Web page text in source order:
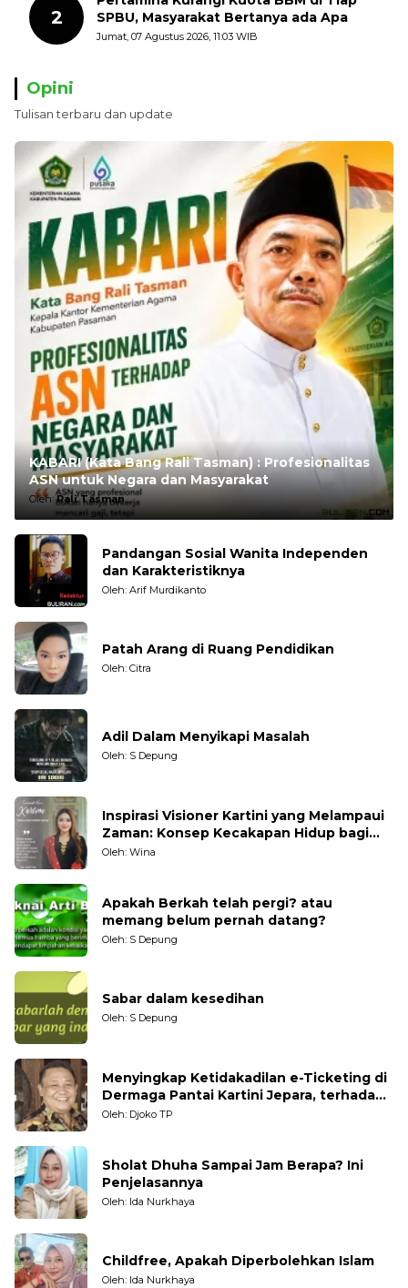
2
SPBU, Masyarakat Bertanya ada Apa
Jumat, 07 Agustus 2026, 11:03 WIB
Opini
Tulisan terbaru dan update
KABARI (Kata Bang Rali Tasman) : Profesionalitas
ASN untuk Negara dan Masyarakat
Oleh:Rali Tasman
Pandangan Sosial Wanita Independen
dan Karakteristiknya
Oleh: Arif Murdikanto
Patah Arang di Ruang Pendidikan
Oleh: Citra
Adil Dalam Menyikapi Masalah
Oleh: S Depung
Inspirasi Visioner Kartini yang Melampaui
Zaman: Konsep Kecakapan Hidup bagi
Generasi Muda
Oleh: Wina
Apakah Berkah telah pergi? atau
memang belum pernah datang?
Oleh: S Depung
Sabar dalam kesedihan
Oleh: S Depung
Menyingkap Ketidakadilan e-Ticketing di
Dermaga Pantai Kartini Jepara, terhadap
Nelayan Tradisional
Oleh: Djoko TP
Sholat Dhuha Sampai Jam Berapa? Ini
Penjelasannya
Oleh: Ida Nurkhaya
Childfree, Apakah Diperbolehkan Islam
Oleh: Ida Nurkhaya